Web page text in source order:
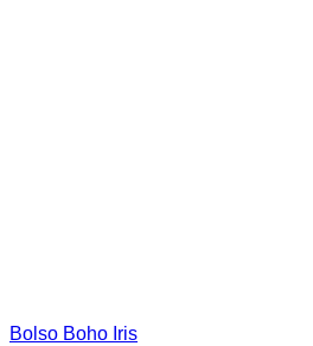
Bolso Boho Iris